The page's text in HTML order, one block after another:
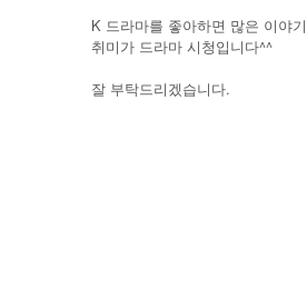
K 드라마를 좋아하면 많은 이야
취미가 드라마 시청입니다^^
잘 부탁드리겠습니다.